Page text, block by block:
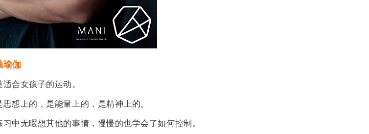
瑜伽
合女孩子的运动。
想上的，是能量上的，是精神上的。
中无暇想其他的事情，慢慢的也学会了如何控制。